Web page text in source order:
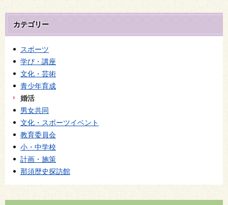
カテゴリー
スポーツ
学び・講座
文化・芸術
青少年育成
婚活
男女共同
文化・スポーツイベント
教育委員会
小・中学校
計画・施策
那須歴史探訪館